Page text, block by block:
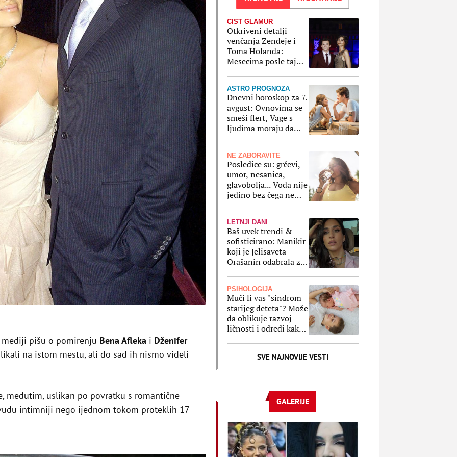
mediji pišu o pomirenju Bena Afleka i Dženifer
na istom mestu, ali do sad ih nismo videli
međutim, uslikan po povratku s romantične
intimniji nego ijednom tokom proteklih 17
ČIST GLAMUR
Otkriveni detalji
venčanja Zendeje i
Toma Holanda:
Mesecima posle tajne
bajkovito slavlje
ASTRO PROGNOZA
Dnevni horoskop za 7.
avgust: Ovnovima se
smeši flert, Vage s
ljudima moraju da
NE ZABORAVITE
Posledice su: grčevi,
umor, nesanica,
glavobolja... Voda nije
jedino bez čega ne
LETNJI DANI
Baš uvek trendi &
sofisticirano: Manikir
koji je Jelisaveta
Orašanin odabrala za
PSIHOLOGIJA
Muči li vas "sindrom
starijeg deteta"? Može
da oblikuje razvoj
ličnosti i odredi kako
odrasli
SVE NAJNOVIJE VESTI
GALERIJE